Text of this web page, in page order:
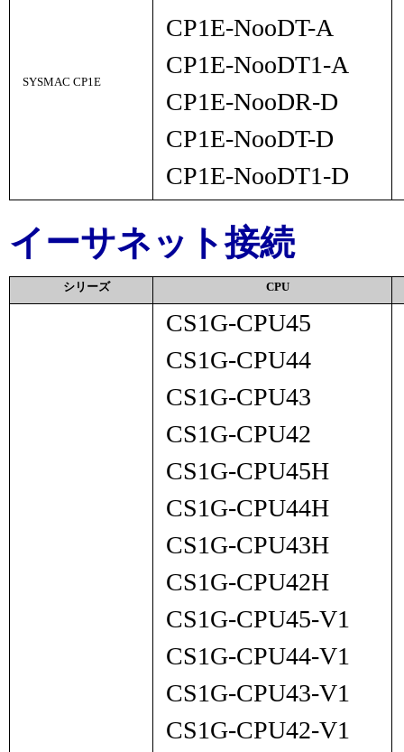
SYSMAC CP1E
CP1E-NooDT-A
CP1E-NooDT1-A
CP1E-NooDR-D
CP1E-NooDT-D
CP1E-NooDT1-D
イーサネット接続
シリーズ CPU
CS1G-CPU45
CS1G-CPU44
CS1G-CPU43
CS1G-CPU42
CS1G-CPU45H
CS1G-CPU44H
CS1G-CPU43H
CS1G-CPU42H
CS1G-CPU45-V1
CS1G-CPU44-V1
CS1G-CPU43-V1
CS1G-CPU42-V1